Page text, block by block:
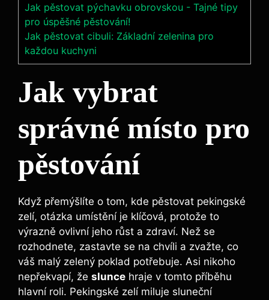
Jak pěstovat pýchavku obrovskou - Tajné tipy
pro úspěšné pěstování!
Jak pěstovat cibuli: Základní zelenina pro
každou kuchyni
Jak vybrat
správné místo pro
pěstování
Když přemýšlíte o tom, kde pěstovat pekingské
zelí, otázka umístění je klíčová, protože to
výrazně ovlivní jeho růst a zdraví. Než se
rozhodnete, zastavte se na chvíli a zvažte, co
váš malý zelený poklad potřebuje. Asi nikoho
nepřekvapí, že slunce hraje v tomto příběhu
hlavní roli. Pekingské zelí miluje sluneční